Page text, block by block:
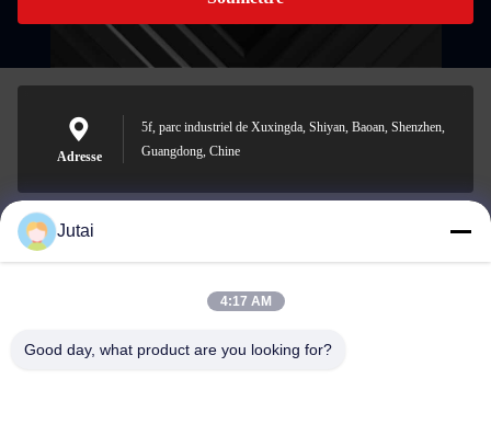
Adresse
5f, parc industriel de Xuxingda, Shiyan, Baoan, Shenzhen,
Guangdong, Chine
jutaisales18@gmail.com
Jutai
4:17 AM
Good day, what product are you looking for?